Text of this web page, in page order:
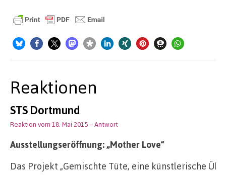
Reaktionen
STS Dortmund
Reaktion vom 18. Mai 2015– Antwort
Ausstellungseröffnung: „Mother Love“
Das Projekt „Gemischte Tüte, eine künstlerische